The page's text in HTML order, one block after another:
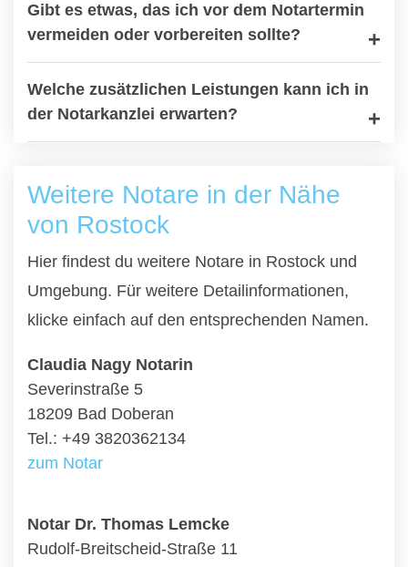
Gibt es etwas, das ich vor dem Notartermin
vermeiden oder vorbereiten sollte?
Welche zusätzlichen Leistungen kann ich in
der Notarkanzlei erwarten?
Weitere Notare in der Nähe
von Rostock
Hier findest du weitere Notare in Rostock und
Umgebung. Für weitere Detailinformationen,
klicke einfach auf den entsprechenden Namen.
Claudia Nagy Notarin
Severinstraße 5
18209 Bad Doberan
Tel.: +49 3820362134
zum Notar
Notar Dr. Thomas Lemcke
Rudolf-Breitscheid-Straße 11